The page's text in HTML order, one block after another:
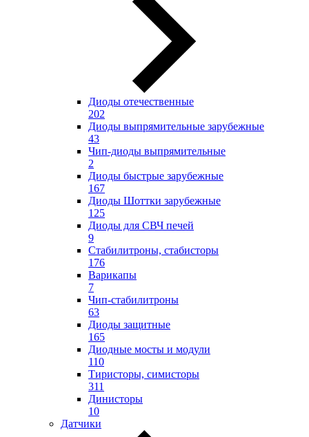
Диоды отечественные
202
Диоды выпрямительные зарубежные
43
Чип-диоды выпрямительные
2
Диоды быстрые зарубежные
167
Диоды Шоттки зарубежные
125
Диоды для СВЧ печей
9
Стабилитроны, стабисторы
176
Варикапы
7
Чип-стабилитроны
63
Диоды защитные
165
Диодные мосты и модули
110
Тиристоры, симисторы
311
Динисторы
10
Датчики